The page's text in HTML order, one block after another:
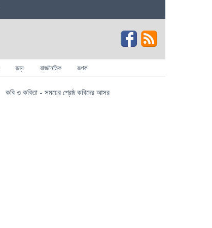
রম্য রাজনৈতিক রূপক
কবি ও কবিতা - সময়ের শ্রেষ্ঠ কবিদের আসর